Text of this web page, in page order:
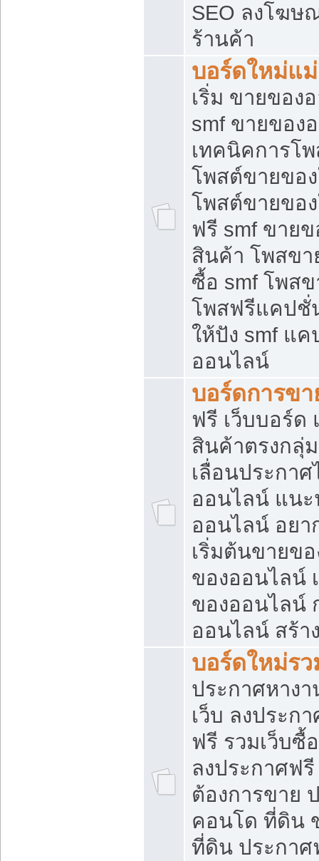
SEO ลงโฆษ
ร้านค้า
บอร์ดใหม่แ
เริ่ม ขายของ
smf ขายของ
เทคนิคการโ
โพสต์ขายขอ
โพสต์ขายขอ
ฟรี smf ขาย
สินค้า โพสขา
ซื้อ smf โพส
โพสฟรีแคปชั่
ให้ปัง smf แ
ออนไลน์
บอร์ดการข
ฟรี เว็บบอร์ด
สินค้าตรงกลุ่
เลื่อนประกา
ออนไลน์ แนะ
ออนไลน์ อย
เริ่มต้นขายข
ของออนไลน์
ของออนไลน์
ออนไลน์ สร้า
บอร์ดใหม่ร
ประกาศหาง
เว็บ ลงประก
ฟรี รวมเว็บซื้
ลงประกาศฟ
ต้องการขาย
คอนโด ที่ดิน
ที่ดิน ประกา